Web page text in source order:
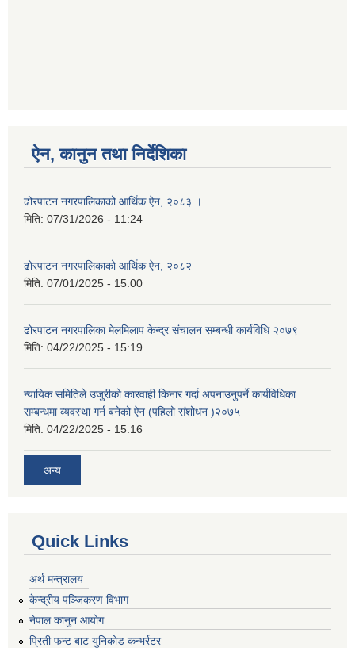
ऐन, कानुन तथा निर्देशिका
ढोरपाटन नगरपालिकाको आर्थिक ऐन, २०८३ ।
मिति: 07/31/2026 - 11:24
ढोरपाटन नगरपालिकाको आर्थिक ऐन, २०८२
मिति: 07/01/2025 - 15:00
ढोरपाटन नगरपालिका मेलमिलाप केन्द्र संचालन सम्बन्धी कार्यविधि २०७९
मिति: 04/22/2025 - 15:19
न्यायिक समितिले उजुरीको कारवाही किनार गर्दा अपनाउनुपर्ने कार्यविधिका
सम्बन्धमा व्यवस्था गर्न बनेको ऐन (पहिलो संशोधन )२०७५
मिति: 04/22/2025 - 15:16
अन्य
Quick Links
अर्थ मन्त्रालय
केन्द्रीय पञ्जिकरण विभाग
नेपाल कानुन आयोग
प्रिती फन्ट बाट युनिकोड कन्भर्रटर